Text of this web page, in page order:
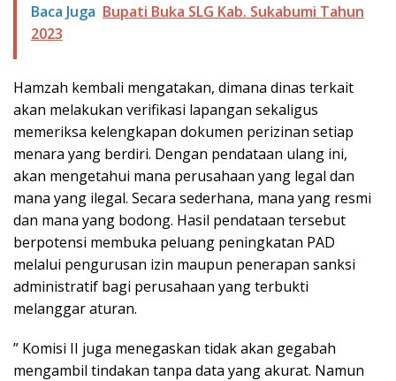
Baca Juga Bupati Buka SLG Kab. Sukabumi Tahun
2023
Hamzah kembali mengatakan, dimana dinas terkait
akan melakukan verifikasi lapangan sekaligus
memeriksa kelengkapan dokumen perizinan setiap
menara yang berdiri. Dengan pendataan ulang ini,
akan mengetahui mana perusahaan yang legal dan
mana yang ilegal. Secara sederhana, mana yang resmi
dan mana yang bodong. Hasil pendataan tersebut
berpotensi membuka peluang peningkatan PAD
melalui pengurusan izin maupun penerapan sanksi
administratif bagi perusahaan yang terbukti
melanggar aturan.
” Komisi II juga menegaskan tidak akan gegabah
mengambil tindakan tanpa data yang akurat. Namun